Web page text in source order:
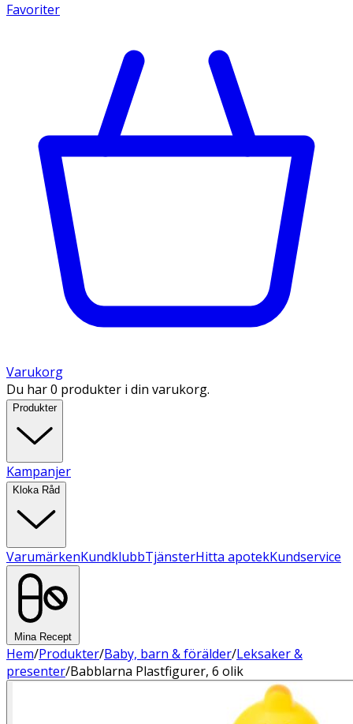
Favoriter
Varukorg
Du har 0 produkter i din varukorg.
Produkter
Kampanjer
Kloka Råd
VarumärkenKundklubbTjänsterHitta apotekKundservice
Mina Recept
Hem/Produkter/Baby, barn & förälder/Leksaker &
presenter/Babblarna Plastfigurer, 6 olik